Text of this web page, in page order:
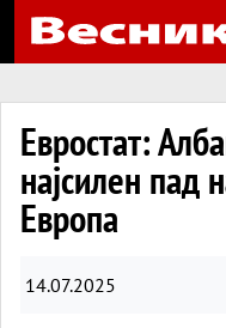
Евростат:
најсилен пад
Европа
14.07.2025